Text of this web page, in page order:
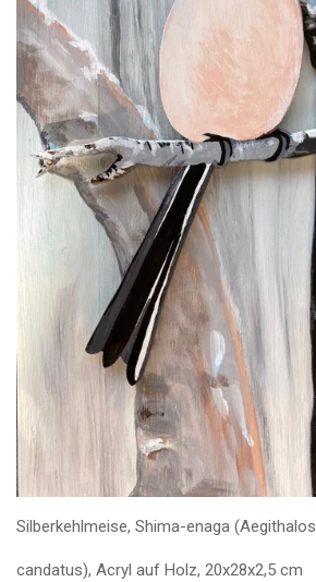
Silberkehlmeise, Shima-enaga (Aegithalos
candatus), Acryl auf Holz, 20x28x2,5 cm